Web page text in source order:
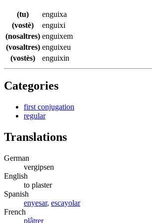
(tu)
enguixa
(vostè)
enguixi
(nosaltres) enguixem
(vosaltres) enguixeu
(vostès)
enguixin
Categories
first conjugation
regular
Translations
German
vergipsen
English
to plaster
Spanish
enyesar, escayolar
French
plâtrer